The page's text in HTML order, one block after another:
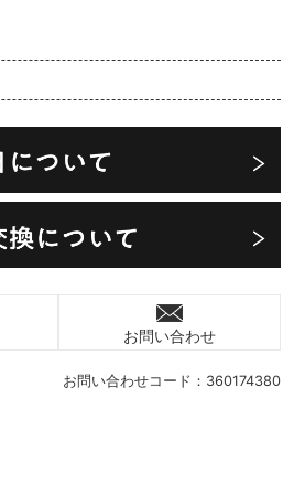
お問い合わせコード： 360174380
お問い合わせ